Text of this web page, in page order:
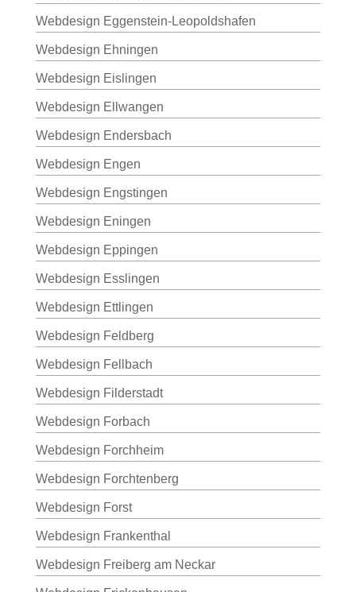
Webdesign Eggenstein-Leopoldshafen
Webdesign Ehningen
Webdesign Eislingen
Webdesign Ellwangen
Webdesign Endersbach
Webdesign Engen
Webdesign Engstingen
Webdesign Eningen
Webdesign Eppingen
Webdesign Esslingen
Webdesign Ettlingen
Webdesign Feldberg
Webdesign Fellbach
Webdesign Filderstadt
Webdesign Forbach
Webdesign Forchheim
Webdesign Forchtenberg
Webdesign Forst
Webdesign Frankenthal
Webdesign Freiberg am Neckar